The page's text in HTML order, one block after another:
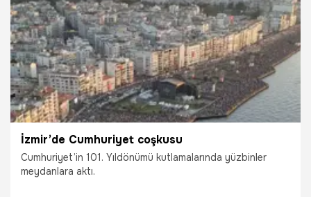
30.10.2024 Gündem
İzmir’de Cumhuriyet coşkusu
Cumhuriyet’in 101. Yıldönümü kutlamalarında yüzbinler
meydanlara aktı.